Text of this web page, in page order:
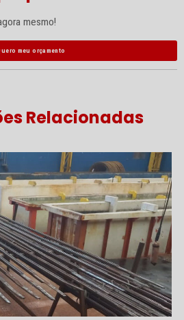
mesmo!
meu orçamento
Relacionadas